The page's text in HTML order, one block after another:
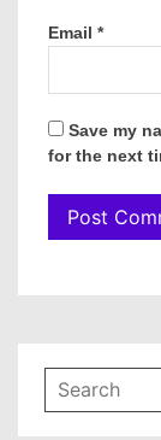
Email *
Save my
for the next